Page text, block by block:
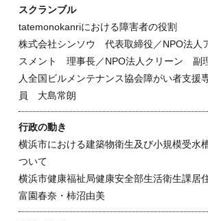
スクランブル
tatemonokanriにおける障害者の役割
株式会社シンソウ 代表取締役／NPO法人
スメント 理事長／NPO法人クリーン 副
人全国ビルメンテナンス協会障がい者支
員 大島常朗
行政の動き
横浜市における建築物衛生及び小規模受水
ついて
横浜市健康福祉局健康安全部生活衛生課居
富園春奈・柿沼由美